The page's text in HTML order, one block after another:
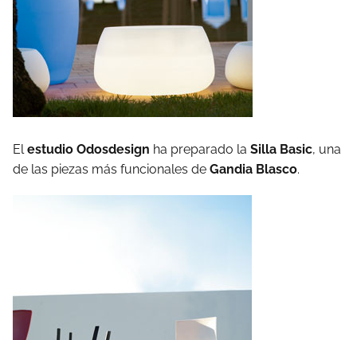
Elestudio Odosdesign ha preparado la Silla Basic, una
de las piezas más funcionales de Gandia Blasco.